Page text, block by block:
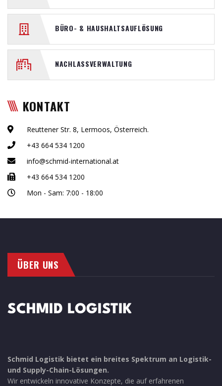
BÜRO- & HAUSHALTSAUFLÖSUNG
NACHLASSVERWALTUNG
KONTAKT
Reuttener Str. 8, Lermoos, Österreich.
+43 664 534 1200
info@schmid-international.at
+43 664 534 1200
Mon - Sam: 7:00 - 18:00
ÜBER UNS
Schmid Logistik bietet ein breites Spektrum an Logistik-
und Supply-Chain-Lösungen.
Wir entwickeln innovative Konzepte, die auf erfahrenen